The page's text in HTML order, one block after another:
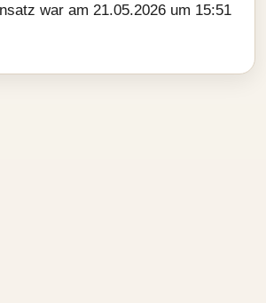
war am 21.05.2026 um 15:51